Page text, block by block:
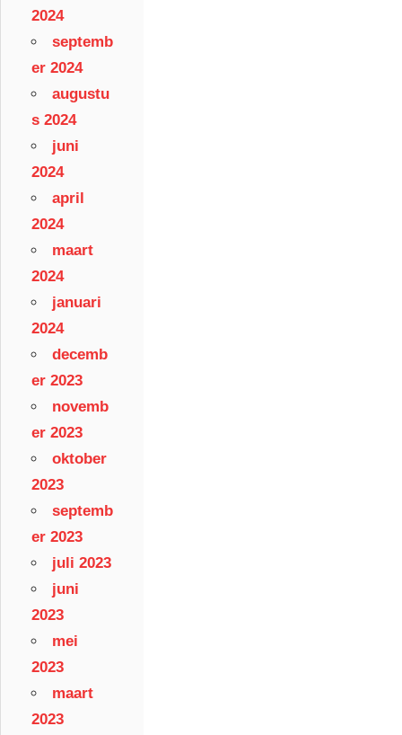
2024
septemb
er 2024
augustu
s 2024
juni
2024
april
2024
maart
2024
januari
2024
decemb
er 2023
novemb
er 2023
oktober
2023
septemb
er 2023
juli 2023
juni
2023
mei
2023
maart
2023